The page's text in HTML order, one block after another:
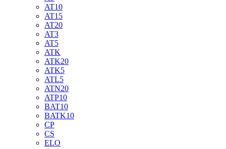
AT10
AT15
AT20
AT3
AT5
ATK
ATK20
ATK5
ATL5
ATN20
ATP10
BAT10
BATK10
CP
CS
ELO